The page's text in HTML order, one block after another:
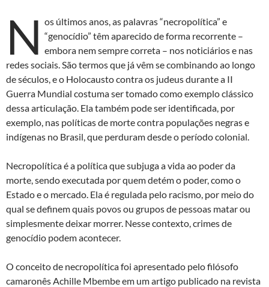
N os últimos anos, as palavras “necropolítica” e
“genocídio” têm aparecido de forma recorrente –
embora nem sempre correta – nos noticiários e nas
redes sociais. São termos que já vêm se combinando ao longo
de séculos, e o Holocausto contra os judeus durante a II
Guerra Mundial costuma ser tomado como exemplo clássico
dessa articulação. Ela também pode ser identificada, por
exemplo, nas políticas de morte contra populações negras e
indígenas no Brasil, que perduram desde o período colonial.
Necropolítica é a política que subjuga a vida ao poder da
morte, sendo executada por quem detém o poder, como o
Estado e o mercado. Ela é regulada pelo racismo, por meio do
qual se definem quais povos ou grupos de pessoas matar ou
simplesmente deixar morrer. Nesse contexto, crimes de
genocídio podem acontecer.
O conceito de necropolítica foi apresentado pelo filósofo
camaronês Achille Mbembe em um artigo publicado na revista